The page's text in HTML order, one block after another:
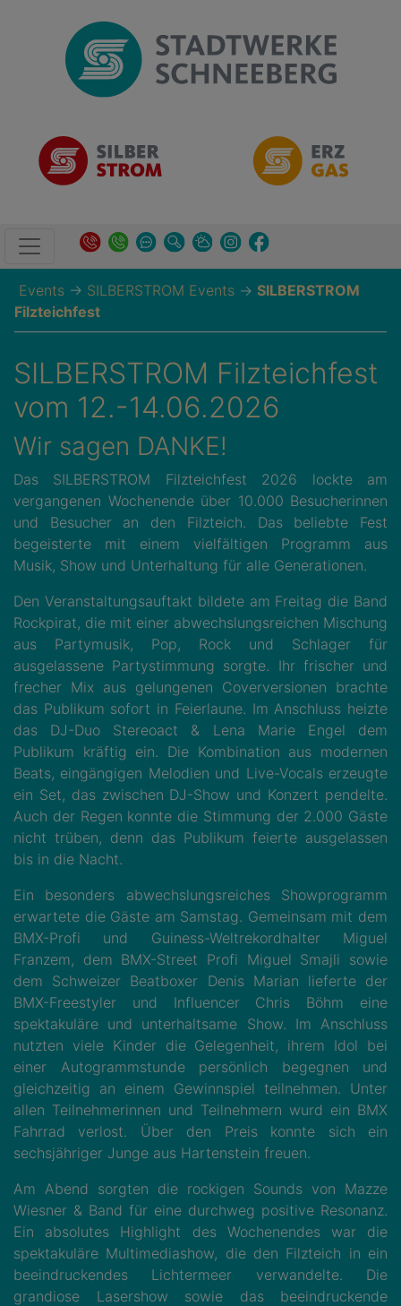
Events → SILBERSTROM Events → SILBERSTROM
Filzteichfest
SILBERSTROM Filzteichfest
vom 12.-14.06.2026
Wir sagen DANKE!
Das SILBERSTROM Filzteichfest 2026 lockte am
vergangenen Wochenende über 10.000 Besucherinnen
und Besucher an den Filzteich. Das beliebte Fest
begeisterte mit einem vielfältigen Programm aus
Musik, Show und Unterhaltung für alle Generationen.
Den Veranstaltungsauftakt bildete am Freitag die Band
Rockpirat, die mit einer abwechslungsreichen Mischung
aus Partymusik, Pop, Rock und Schlager für
ausgelassene Partystimmung sorgte. Ihr frischer und
frecher Mix aus gelungenen Coverversionen brachte
das Publikum sofort in Feierlaune. Im Anschluss heizte
das DJ-Duo Stereoact & Lena Marie Engel dem
Publikum kräftig ein. Die Kombination aus modernen
Beats, eingängigen Melodien und Live-Vocals erzeugte
ein Set, das zwischen DJ-Show und Konzert pendelte.
Auch der Regen konnte die Stimmung der 2.000 Gäste
nicht trüben, denn das Publikum feierte ausgelassen
bis in die Nacht.
Ein besonders abwechslungsreiches Showprogramm
erwartete die Gäste am Samstag. Gemeinsam mit dem
BMX-Profi und Guiness-Weltrekordhalter Miguel
Franzem, dem BMX-Street Profi Miguel Smajli sowie
dem Schweizer Beatboxer Denis Marian lieferte der
BMX-Freestyler und Influencer Chris Böhm eine
spektakuläre und unterhaltsame Show. Im Anschluss
nutzten viele Kinder die Gelegenheit, ihrem Idol bei
einer Autogrammstunde persönlich begegnen und
gleichzeitig an einem Gewinnspiel teilnehmen. Unter
allen Teilnehmerinnen und Teilnehmern wurd ein BMX
Fahrrad verlost. Über den Preis konnte sich ein
sechsjähriger Junge aus Hartenstein freuen.
Am Abend sorgten die rockigen Sounds von Mazze
Wiesner & Band für eine durchweg positive Resonanz.
Ein absolutes Highlight des Wochenendes war die
spektakuläre Multimediashow, die den Filzteich in ein
beeindruckendes Lichtermeer verwandelte. Die
grandiose Lasershow sowie das beeindruckende